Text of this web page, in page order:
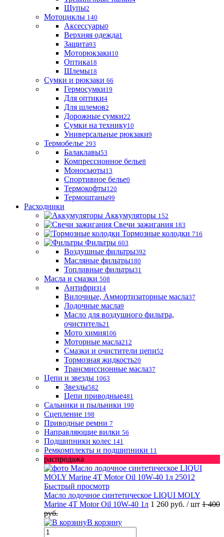
Щупы2
Мотоциклы 140
Аксессуары0
Верхняя одежда1
Защита93
Моторюкзаки10
Оптика18
Шлемы18
Сумки и рюкзаки 66
Гермосумки19
Для оптики4
Для шлемов2
Дорожные сумки22
Сумки на технику10
Универсальные рюкзаки9
Термобелье 293
Балаклавы53
Компрессионное белье8
Моносьюты13
Спортивное белье0
Термокофты120
Термоштаны99
Расходники
Аккумуляторы 152
Свечи зажигания 183
Тормозные колодки 716
Фильтры 603
Воздушные фильтры392
Масляные фильтры180
Топливные фильтры31
Масла и смазки 508
Антифриз14
Вилочные, Аммортизаторные масла37
Лодочные масла9
Масло для воздушного фильтра,
очиститель21
Мото химия106
Моторные масла212
Смазки и очистители цепи52
Тормозная жидкость20
Трансмиссионные масла37
Цепи и звезды 1063
Звезды582
Цепи приводные481
Сальники и пыльники 190
Сцепление 198
Приводные ремни 7
Направляющие вилки 56
Подшипники колес 141
Ремкомплекты и подшипники 11
распродажа
Быстрый просмотр
Масло лодочное синтетическое LIQUI MOLY
Marine 4T Motor Oil 10W-40 1л 1 260 руб. / шт 1 400
руб.
В корзину